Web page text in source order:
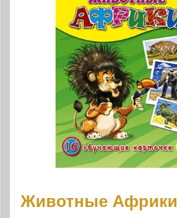
Животные Африки